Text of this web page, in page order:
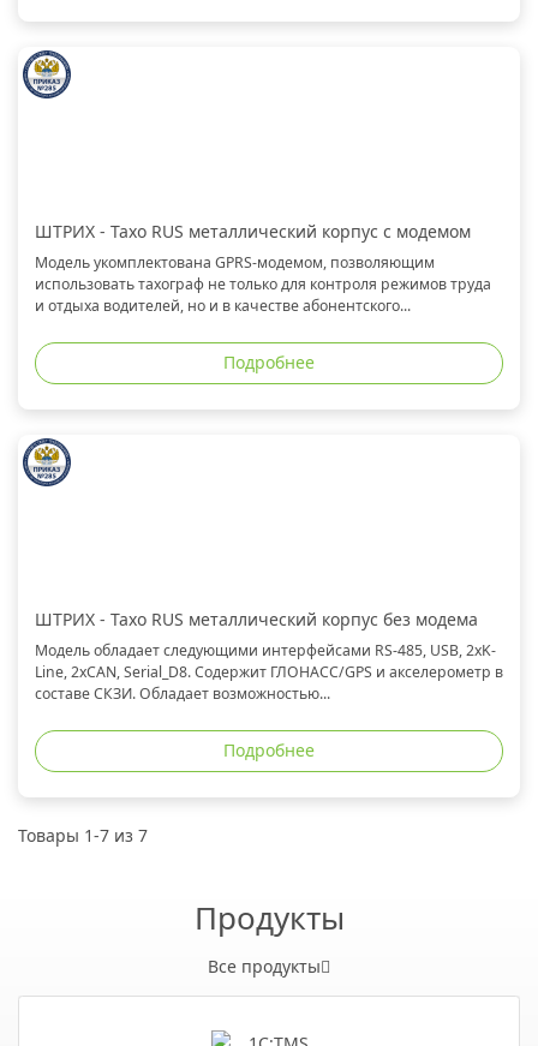
ШТРИХ - Тахо RUS металлический корпус с модемом
Модель укомплектована GPRS-модемом, позволяющим
использовать тахограф не только для контроля режимов труда
и отдыха водителей, но и в качестве абонентского...
Подробнее
ШТРИХ - Тахо RUS металлический корпус без модема
Модель обладает следующими интерфейсами RS-485, USB, 2xK-
Line, 2xCAN, Serial_D8. Содержит ГЛОНАСС/GPS и акселерометр в
составе СКЗИ. Обладает возможностью...
Подробнее
Товары 1-7 из 7
Продукты
Все продукты